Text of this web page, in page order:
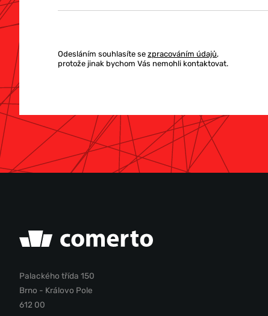
Odesláním souhlasíte se zpracováním údajů,
protože jinak bychom Vás nemohli kontaktovat.
Palackého třída 150
Brno - Královo Pole
612 00